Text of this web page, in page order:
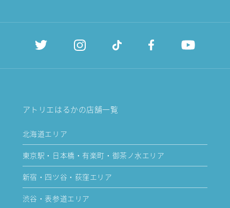
アトリエはるかの店舗一覧
北海道エリア
東京駅・日本橋・有楽町・御茶ノ水エリア
新宿・四ツ谷・荻窪エリア
渋谷・表参道エリア